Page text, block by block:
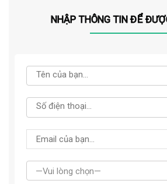
NHẬP THÔNG TIN ĐỂ